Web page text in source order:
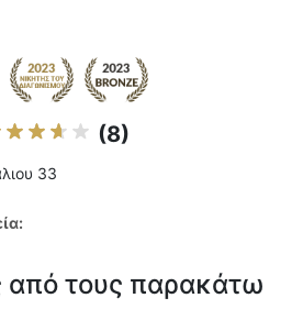
(8)
33
από τους παρακάτω